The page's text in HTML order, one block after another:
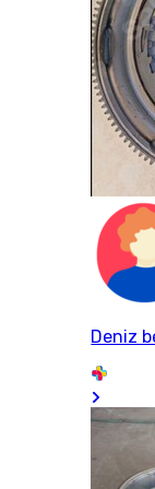
Deniz